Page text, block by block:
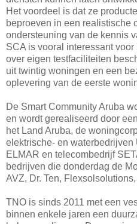
Het voordeel is dat ze
beproeven in een realistische
ondersteuning van de kennis
SCA is vooral interessant
over eigen testfaciliteiten
uit twintig woningen en een
oplevering van de eerste
De Smart Community Aruba
en wordt gerealiseerd door
het Land Aruba, de
elektrische- en
ELMAR en telecombedrijf
bedrijven die donderdag de
AVZ, Dr. Ten,
TNO is sinds 2011 met een
binnen enkele jaren een